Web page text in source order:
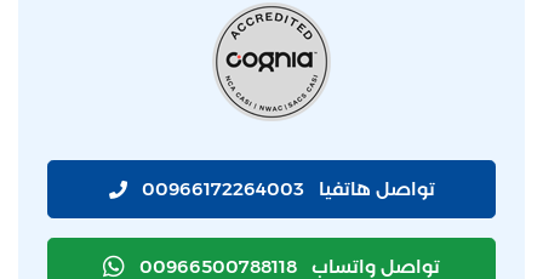
تواصل هاتفيا 00966172264003
تواصل واتساب 00966500788118